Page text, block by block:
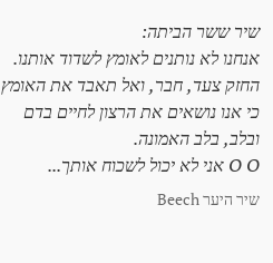
שיר ששר הביתה:
אנחנו לא נותנים לאומץ לשדוד אותנו.
החזק צעד, חבר, ואל תאבד את האומץ
כי אנו נושאים את הרצון לחיים בדם
ובלב, בלב האמונה.
O O אני לא יכול לשכוח אותך...
שיר היער Beech